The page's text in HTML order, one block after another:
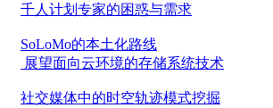
千人计划专家的困惑与需求
SoLoMo的本土化路线
展望面向云环境的存储系统技术
社交媒体中的时空轨迹模式挖掘